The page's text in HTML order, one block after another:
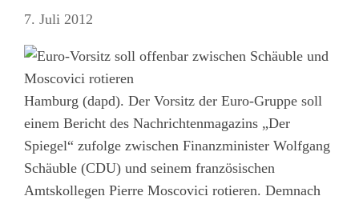
7. Juli 2012
Hamburg (dapd). Der Vorsitz der Euro-Gruppe soll
einem Bericht des Nachrichtenmagazins „Der
Spiegel“ zufolge zwischen Finanzminister Wolfgang
Schäuble (CDU) und seinem französischen
Amtskollegen Pierre Moscovici rotieren. Demnach